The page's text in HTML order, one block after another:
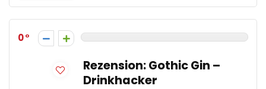
0
Rezension: Gothic Gin –
Drinkhacker